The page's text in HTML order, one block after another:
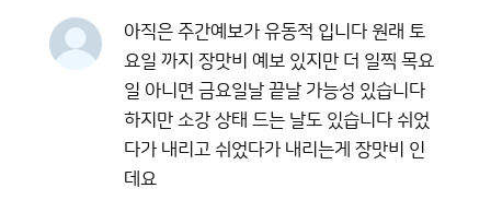
아직은 주간예보가 유동적 입니다 원래 토
요일 까지 장맛비 예보 있지만 더 일찍 목요
일 아니면 금요일날 끝날 가능성 있습니다
하지만 소강 상태 드는 날도 있습니다 쉬었
다가 내리고 쉬었다가 내리는게 장맛비 인
데요